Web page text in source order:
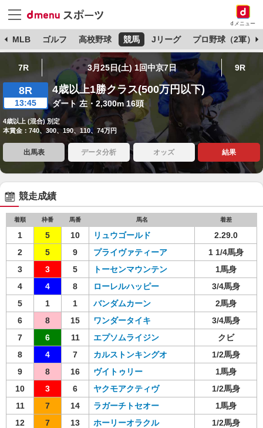
dメニュー
MLB ゴルフ 高校野球 競馬 Jリーグ プロ野球（2軍）
7R 3月25日(土) 1回中京7日 9R
8R
13:45
4歳以上1勝クラス(500万円以下)
ダート 左・2,300m 16頭
4歳以上 (混合) 別定
本賞金：740、300、190、110、74万円
出馬表 データ分析 オッズ 結果
競走成績
着順 枠番 馬番 馬名 着差
1 5 10 リュウゴールド
2.29.0
2
5 9 プライヴァティーア
1 1/4馬身
3
3 5 トーセンマウンテン
1馬身
4
4 8 ローレルハッピー
3/4馬身
5
1 1 バンダムカーン
2馬身
6
8 15 ワンダータイキ
3/4馬身
7
6 11 エプソムライジン
クビ
8
4 7 カルストンキングオ
1/2馬身
9
8 16 ヴイトゥリー
1馬身
10
3 6 ヤクモアクティヴ
1/2馬身
11
7 14 ラガーチトセオー
1馬身
12
7 13 ホーリーオラクル
1/2馬身